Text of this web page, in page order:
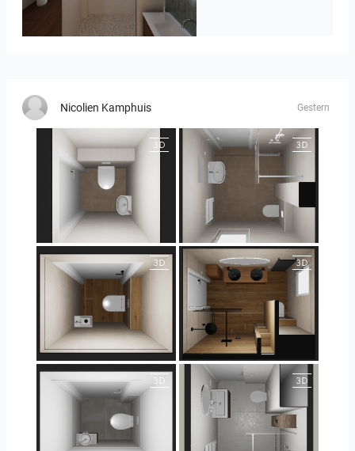
Badkamerhuis
Nicolien Kamphuis Gestern
25-5004 bnr. 44 25-5004 bnr. 44
25-5018 bnr. 100 25-5018 bnr. 100